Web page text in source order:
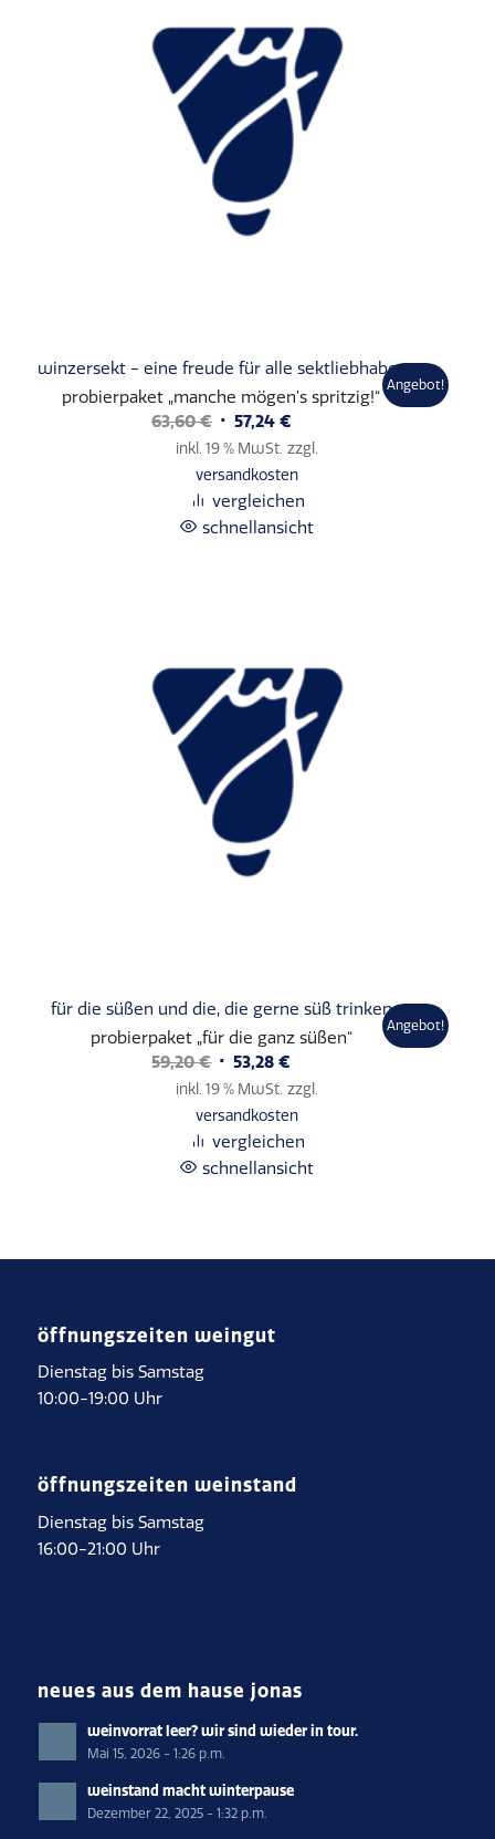
winzersekt - eine freude für alle sektliebhaber
probierpaket „manche mögen’s spritzig!“
63,60€ Ursprünglicher
Preis
war:
63,60 €
57,24 €Aktueller
Preis
ist:
57,24 €.
Angebot!
inkl. 19 % MwSt. zzgl.
versandkosten
vergleichen
schnellansicht
für die süßen und die, die gerne süß trinken
probierpaket „für die ganz süßen“
59,20€ Ursprünglicher
Preis
war:
59,20 €
53,28€
Preis
ist:
53,28 €.
Angebot!
inkl. 19 % MwSt. zzgl.
versandkosten
vergleichen
schnellansicht
öffnungszeiten weingut
Dienstag bis Samstag
10:00-19:00 Uhr
öffnungszeiten weinstand
Dienstag bis Samstag
16:00-21:00 Uhr
neues aus dem hause jonas
weinvorrat leer? wir sind wieder in tour.
Mai 15, 2026 - 1:26 p.m.
weinstand macht winterpause
Dezember 22, 2025 - 1:32 p.m.